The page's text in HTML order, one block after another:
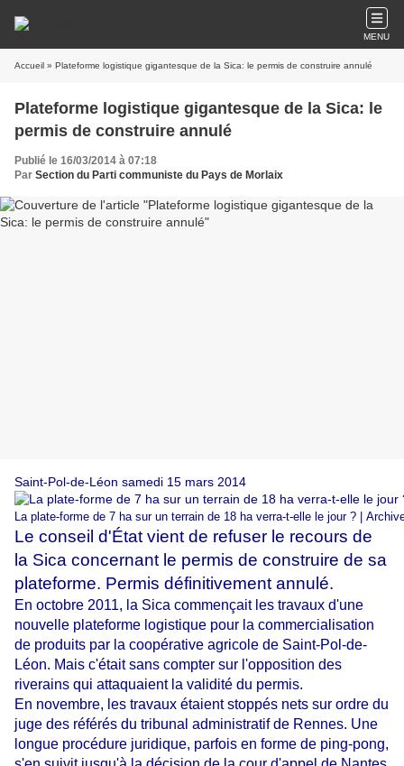
MENU
Accueil » Plateforme logistique gigantesque de la Sica: le permis de construire annulé
Plateforme logistique gigantesque de la Sica: le
permis de construire annulé
Publié le 16/03/2014 à 07:18
Par Section du Parti communiste du Pays de Morlaix
Saint-Pol-de-Léon samedi 15 mars 2014
La plate-forme de 7 ha sur un terrain de 18 ha verra-t-elle le jour ? |
Le conseil d'État vient de refuser le recours de
la Sica concernant le permis de construire de sa
plateforme. Permis définitivement annulé.
En octobre 2011, la Sica commençait les travaux d'une
nouvelle plateforme logistique pour la commercialisation
de produits par la coopérative agricole de Saint-Pol-de-
Léon. Mais c'était sans compter sur l'opposition des
riverains qui attaquaient la validité du permis.
En novembre, les travaux étaient stoppés nets sur ordre du
juge des référés du tribunal administratif de Rennes. Une
longue procédure juridique, parfois en forme de ping-pong,